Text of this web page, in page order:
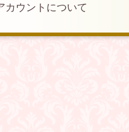
カウントについて